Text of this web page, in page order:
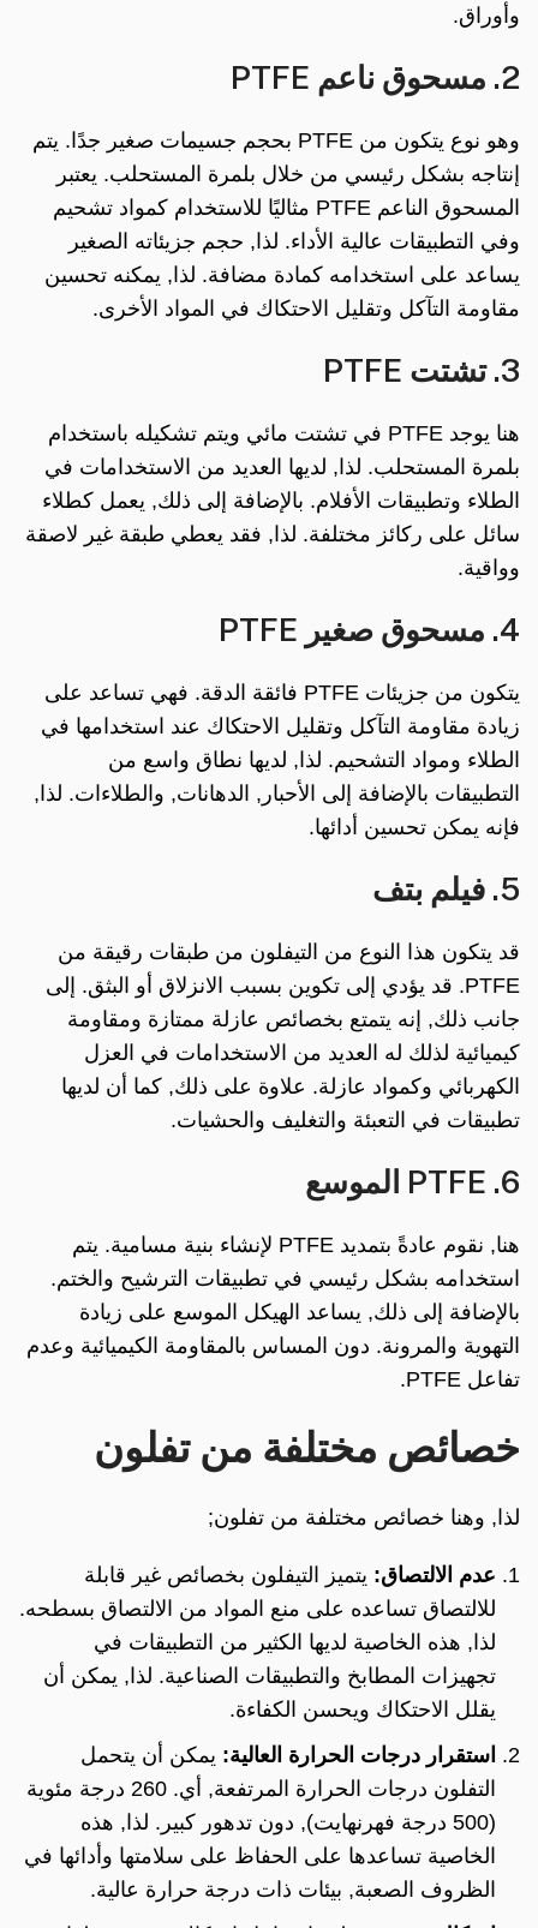
وأوراق.
2. مسحوق ناعم PTFE
وهو نوع يتكون من PTFE بحجم جسيمات صغير جدًا. يتم
إنتاجه بشكل رئيسي من خلال بلمرة المستحلب. يعتبر
المسحوق الناعم PTFE مثاليًا للاستخدام كمواد تشحيم
وفي التطبيقات عالية الأداء. لذا, حجم جزيئاته الصغير
يساعد على استخدامه كمادة مضافة. لذا, يمكنه تحسين
مقاومة التآكل وتقليل الاحتكاك في المواد الأخرى.
3. تشتت PTFE
هنا يوجد PTFE في تشتت مائي ويتم تشكيله باستخدام
بلمرة المستحلب. لذا, لديها العديد من الاستخدامات في
الطلاء وتطبيقات الأفلام. بالإضافة إلى ذلك, يعمل كطلاء
سائل على ركائز مختلفة. لذا, فقد يعطي طبقة غير لاصقة
وواقية.
4. مسحوق صغير PTFE
يتكون من جزيئات PTFE فائقة الدقة. فهي تساعد على
زيادة مقاومة التآكل وتقليل الاحتكاك عند استخدامها في
الطلاء ومواد التشحيم. لذا, لديها نطاق واسع من
التطبيقات بالإضافة إلى الأحبار, الدهانات, والطلاءات. لذا,
فإنه يمكن تحسين أدائها.
5. فيلم بتف
قد يتكون هذا النوع من التيفلون من طبقات رقيقة من
PTFE. قد يؤدي إلى تكوين بسبب الانزلاق أو البثق. إلى
جانب ذلك, إنه يتمتع بخصائص عازلة ممتازة ومقاومة
كيميائية لذلك له العديد من الاستخدامات في العزل
الكهربائي وكمواد عازلة. علاوة على ذلك, كما أن لديها
تطبيقات في التعبئة والتغليف والحشيات.
6. PTFE الموسع
هنا, نقوم عادةً بتمديد PTFE لإنشاء بنية مسامية. يتم
استخدامه بشكل رئيسي في تطبيقات الترشيح والختم.
بالإضافة إلى ذلك, يساعد الهيكل الموسع على زيادة
التهوية والمرونة. دون المساس بالمقاومة الكيميائية وعدم
تفاعل PTFE.
خصائص مختلفة من تفلون
لذا, وهنا خصائص مختلفة من تفلون;
عدم الالتصاق: يتميز التيفلون بخصائص غير قابلة
للالتصاق تساعده على منع المواد من الالتصاق بسطحه.
لذا, هذه الخاصية لديها الكثير من التطبيقات في
تجهيزات المطابخ والتطبيقات الصناعية. لذا, يمكن أن
يقلل الاحتكاك ويحسن الكفاءة.
استقرار درجات الحرارة العالية: يمكن أن يتحمل
التفلون درجات الحرارة المرتفعة, أي. 260 درجة مئوية
(500 درجة فهرنهايت), دون تدهور كبير. لذا, هذه
الخاصية تساعدها على الحفاظ على سلامتها وأدائها في
الظروف الصعبة, بيئات ذات درجة حرارة عالية.